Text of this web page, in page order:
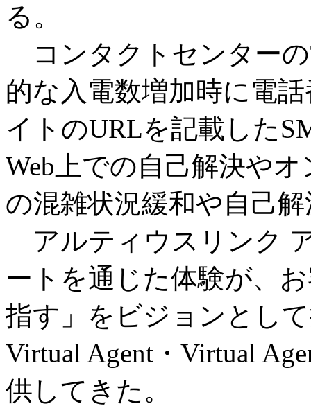
る。
コンタクトセンター
的な入電数増加時に電
イトのURLを記載した
Web上での自己解決や
の混雑状況緩和や自己
アルティウスリンク
ートを通じた体験が、
指す」をビジョンとし
Virtual Agent・Virtual
供してきた。